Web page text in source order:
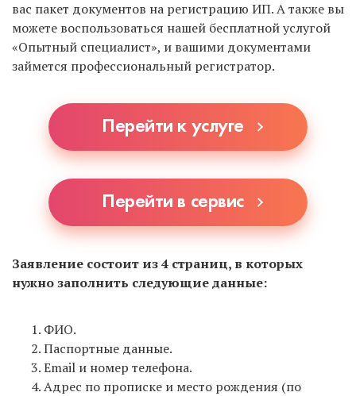
их в нашем «Умном сервисе» и подайте через
МФЦ самостоятельно.
Минус второго способа — нужно ехать в МФЦ и
уточнять у ближайших МФЦ, принимают ли они
документы на регистрацию ИП, т.к. не все это
делают.
вас пакет документов на регистрацию ИП. А также вы
можете воспользоваться нашей бесплатной услугой
«Опытный специалист», и вашими документами
займется профессиональный регистратор.
Перейти к услуге
Перейти в сервис
Заявление состоит из 4 страниц, в которых
нужно заполнить следующие данные:
ФИО.
Паспортные данные.
Email и номер телефона.
Адрес по прописке и место рождения (по